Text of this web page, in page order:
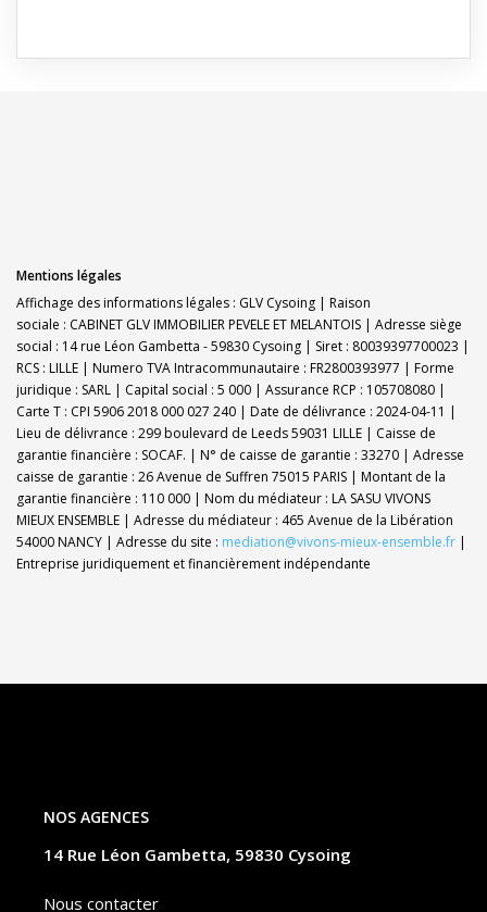
Mentions légales
Affichage des informations légales : GLV Cysoing | Raison
sociale : CABINET GLV IMMOBILIER PEVELE ET MELANTOIS | Adresse siège
social : 14 rue Léon Gambetta - 59830 Cysoing | Siret : 80039397700023 |
RCS : LILLE | Numero TVA Intracommunautaire : FR2800393977 | Forme
juridique : SARL | Capital social : 5 000 | Assurance RCP : 105708080 |
Carte T : CPI 5906 2018 000 027 240 | Date de délivrance : 2024-04-11 |
Lieu de délivrance : 299 boulevard de Leeds 59031 LILLE | Caisse de
garantie financière : SOCAF. | N° de caisse de garantie : 33270 | Adresse
caisse de garantie : 26 Avenue de Suffren 75015 PARIS | Montant de la
garantie financière : 110 000 | Nom du médiateur : LA SASU VIVONS
MIEUX ENSEMBLE | Adresse du médiateur : 465 Avenue de la Libération
54000 NANCY | Adresse du site : mediation@vivons-mieux-ensemble.fr |
Entreprise juridiquement et financièrement indépendante
NOS AGENCES
14 Rue Léon Gambetta, 59830 Cysoing
Nous contacter